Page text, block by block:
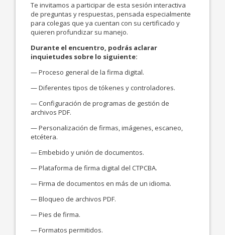
Te invitamos a participar de esta sesión interactiva
de preguntas y respuestas, pensada especialmente
para colegas que ya cuentan con su certificado y
quieren profundizar su manejo.
Durante el encuentro, podrás aclarar
inquietudes sobre lo siguiente:
— Proceso general de la firma digital.
— Diferentes tipos de tókenes y controladores.
— Configuración de programas de gestión de
archivos PDF.
— Personalización de firmas, imágenes, escaneo,
etcétera.
— Embebido y unión de documentos.
— Plataforma de firma digital del CTPCBA.
— Firma de documentos en más de un idioma.
— Bloqueo de archivos PDF.
— Pies de firma.
— Formatos permitidos.